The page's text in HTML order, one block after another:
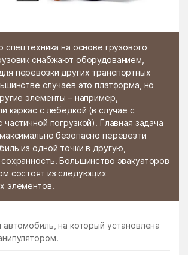
спецтехника на основе грузового
снабжают оборудованием,
перевозки других транспортных
случаев это платформа, но
элементы – например,
каркас с лебедкой (в случае с
частичной погрузкой). Главная задача
безопасно перевезти
из одной точки в другую,
Большинство эвакуаторов
состоят из следующих
элементов.
автомобиль, на который установлена